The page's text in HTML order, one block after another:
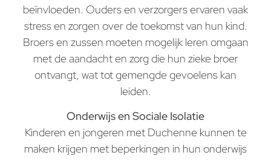
beïnvloeden. Ouders en verzorgers ervaren vaak
stress en zorgen over de toekomst van hun kind.
Broers en zussen moeten mogelijk leren omgaan
met de aandacht en zorg die hun zieke broer
ontvangt, wat tot gemengde gevoelens kan
leiden.
Onderwijs en Sociale Isolatie
Kinderen en jongeren met Duchenne kunnen te
maken krijgen met beperkingen in hun onderwijs